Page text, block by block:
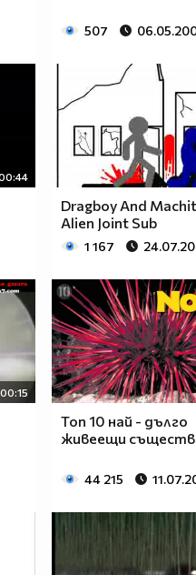
507
Dragboy And
Alien Joint Sub
1 167
00:15
Топ 10 най - дълго
живеещи
44 215